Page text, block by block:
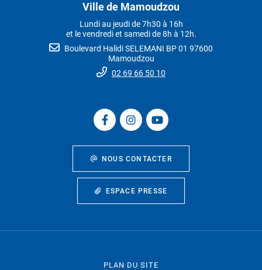
Ville de Mamoudzou
Lundi au jeudi de 7h30 à 16h
et le vendredi et samedi de 8h à 12h.
Boulevard Halidi SELEMANI BP 01 97600
Mamoudzou
02 69 66 50 10
NOUS CONTACTER
ESPACE PRESSE
PLAN DU SITE